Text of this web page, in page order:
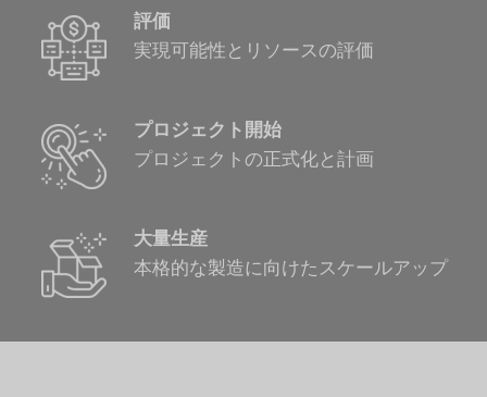
評価
実現可能性とリソースの評価
プロジェクト開始
プロジェクトの正式化と計画
大量生産
本格的な製造に向けたスケールアップ